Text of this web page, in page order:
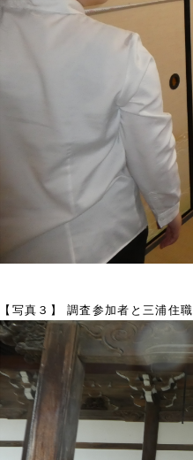
【写真３】 調査参加者と三浦住職